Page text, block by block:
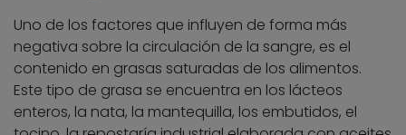
Uno de los factores que influyen de forma más
negativa sobre la circulación de la sangre, es el
contenido en grasas saturadas de los alimentos.
Este tipo de grasa se encuentra en los lácteos
enteros, la nata, la mantequilla, los embutidos, el